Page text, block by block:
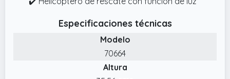
Especificaciones técnicas
Modelo
70664
Altura